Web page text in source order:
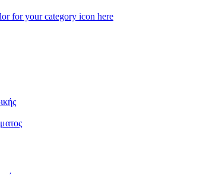
for your category icon here